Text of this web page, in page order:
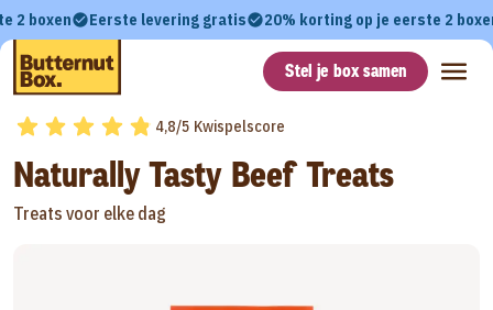
2 boxen Eerste levering gratis 20% korting op je eerste 2
Stel je box samen
4,8/5 Kwispelscore
Naturally Tasty Beef Treats
Treats voor elke dag